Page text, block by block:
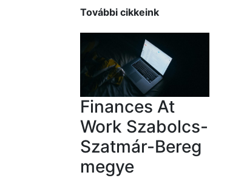
További cikkeink
Finances At
Work Szabolcs-
Szatmár-Bereg
megye